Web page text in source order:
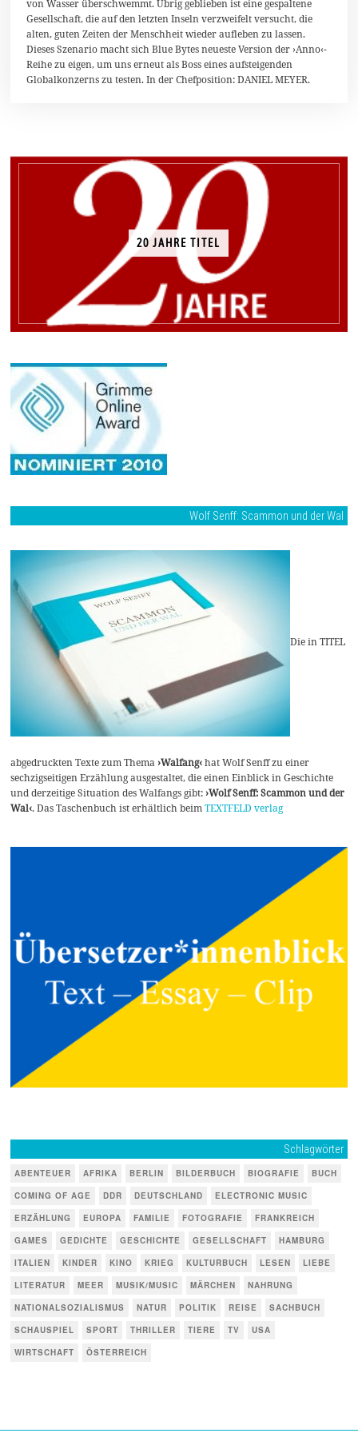
b
r
a
r
1
von Wasser überschwemmt. Übrig geblieben ist eine gespaltene
Gesellschaft, die auf den letzten Inseln verzweifelt versucht, die
alten, guten Zeiten der Menschheit wieder aufleben zu lassen.
Dieses Szenario macht sich Blue Bytes neueste Version der ›Anno‹-
Reihe zu eigen, um uns erneut als Boss eines aufsteigenden
Globalkonzerns zu testen. In der Chefposition: DANIEL MEYER.
20 JAHRE TITEL
Wolf Senff: Scammon und der Wal
Die in TITEL
abgedruckten Texte zum Thema›Walfang‹hat Wolf Senff zu einer
sechzigseitigen Erzählung ausgestaltet, die einen Einblick in Geschichte
und derzeitige Situation des Walfangs gibt:›Wolf Senff: Scammon und der
Wal‹. Das Taschenbuch ist erhältlich beimTEXTFELD verlag
Schlagwörter
ABENTEUER AFRIKA BERLIN BILDERBUCH BIOGRAFIE
BUCH
COMING OF AGE
DDR DEUTSCHLAND
ELECTRONIC MUSIC
ERZÄHLUNG
EUROPA FAMILIE FOTOGRAFIE
FRANKREICH
GAMES
GEDICHTE GESCHICHTE GESELLSCHAFT
HAMBURG
ITALIEN
KINDER KINO KRIEG KULTURBUCH LESEN
LIEBE
LITERATUR
MEER MUSIK/MUSIC MÄRCHEN
NAHRUNG
NATIONALSOZIALISMUS
NATUR POLITIK REISE
SACHBUCH
SCHAUSPIEL
SPORT THRILLER TIERE TV
USA
WIRTSCHAFT
ÖSTERREICH